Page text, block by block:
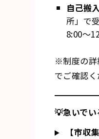
自己搬
所」で
8:00〜
※制度の詳
でご確認く
💡急いでい
【市収